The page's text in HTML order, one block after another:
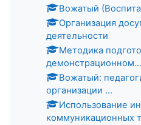
Вожатый
Организация
деятельности
Методика
демонстрационном...
Вожатый:
организации ...
Использование
коммуникационных